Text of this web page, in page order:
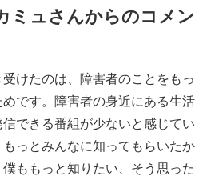
ミュさんからのコメン
けたのは、障害者のことをもっ
です。障害者の身近にある生活
できる番組が少ないと感じてい
っとみんなに知ってもらいたか
ももっと知りたい、そう思った